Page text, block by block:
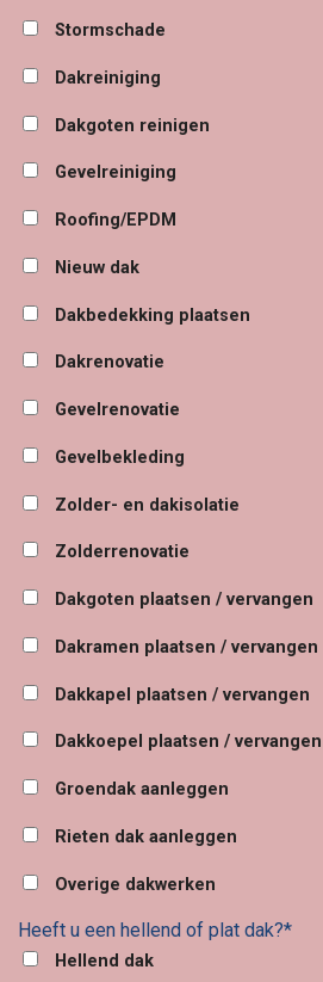
Stormschade
Dakreiniging
Dakgoten reinigen
Gevelreiniging
Roofing/EPDM
Nieuw dak
Dakbedekking plaatsen
Dakrenovatie
Gevelrenovatie
Gevelbekleding
Zolder- en dakisolatie
Zolderrenovatie
Dakgoten plaatsen / vervangen
Dakramen plaatsen / vervangen
Dakkapel plaatsen / vervangen
Dakkoepel plaatsen / vervangen
Groendak aanleggen
Rieten dak aanleggen
Overige dakwerken
Heeft u een hellend of plat dak?*
Hellend dak